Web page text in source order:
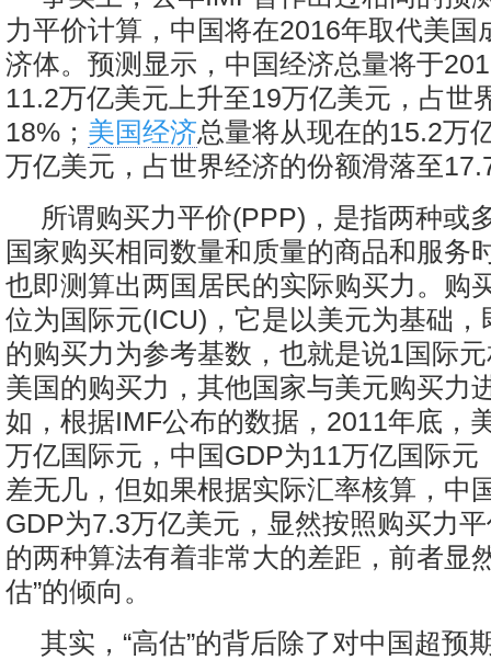
力平价计算，中国将在2016年取代美国
济体。预测显示，中国经济总量将于
11.2万亿美元上升至19万亿美元，占世
18%； 美国经济总量将从现在的15.2万
万亿美元，占世界经济的份额滑落至
所谓购买力平价(PPP)，是指两种或
国家购买相同数量和质量的商品和服务
也即测算出两国居民的实际购买力。购
位为国际元(ICU)，它是以美元为基础，
的购买力为参考基数，也就是说1国际
美国的购买力，其他国家与美元购买力
如，根据IMF公布的数据，2011年底，
万亿国际元，中国GDP为11万亿国际元
差无几，但如果根据实际汇率核算，中
GDP为7.3万亿美元，显然按照购买力
的两种算法有着非常大的差距，前者显
估”的倾向。
其实，“高估”的背后除了对中国超预